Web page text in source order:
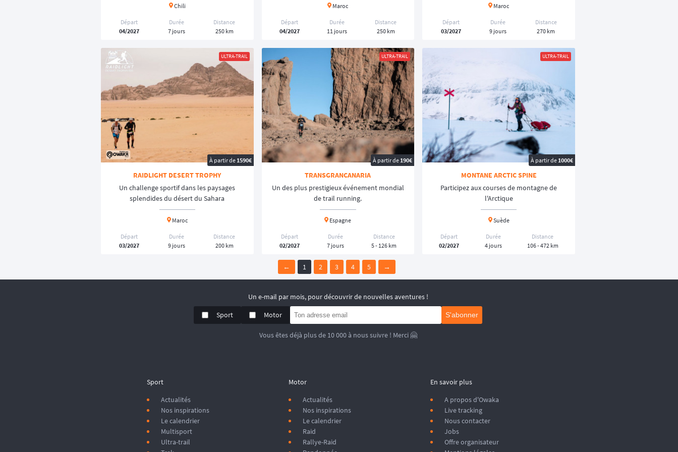
Chili
Départ
04/2027
Durée
7 jours
Distance
250 km
Maroc
Départ
04/2027
Durée
11 jours
Distance
250 km
Maroc
Départ
03/2027
Durée
9 jours
Distance
270 km
ULTRA-TRAIL
À partir de 1590€
RAIDLIGHT DESERT TROPHY
Un challenge sportif dans les paysages
splendides du désert du Sahara
Maroc
Départ
03/2027
Durée
9 jours
Distance
200 km
ULTRA-TRAIL
À partir de 190€
TRANSGRANCANARIA
Un des plus prestigieux événement mondial
de trail running.
Espagne
Départ
02/2027
Durée
7 jours
Distance
5 - 126 km
ULTRA-TRAIL
À partir de 1000€
MONTANE ARCTIC SPINE
Participez aux courses de montagne de
l'Arctique
Suède
Départ
02/2027
Durée
4 jours
Distance
106 - 472 km
← 1 2 3 4 5 →
Un e-mail par mois, pour découvrir de nouvelles aventures !
Sport
Motor S'abonner
Vous êtes déjà plus de 10 000 à nous suivre ! Merci 🤗
Sport
Actualités
Nos inspirations
Le calendrier
Multisport
Ultra-trail
Motor
Actualités
Nos inspirations
Le calendrier
Raid
Rallye-Raid
En savoir plus
A propos d'Owaka
Live tracking
Nous contacter
Jobs
Offre organisateur